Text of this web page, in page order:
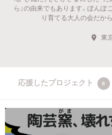
ら」の由来でもあります。ぽん
り育てる大人の会だか
東
応援したプロジェクト 0